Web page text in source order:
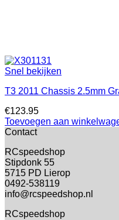
Snel bekijken
T3 2011 Chassis 2.5mm
€123.95
Toevoegen aan
Contact
RCspeedshop
Stipdonk 55
5715 PD Lierop
0492-538119
info@rcspeedshop.nl
RCspeedshop